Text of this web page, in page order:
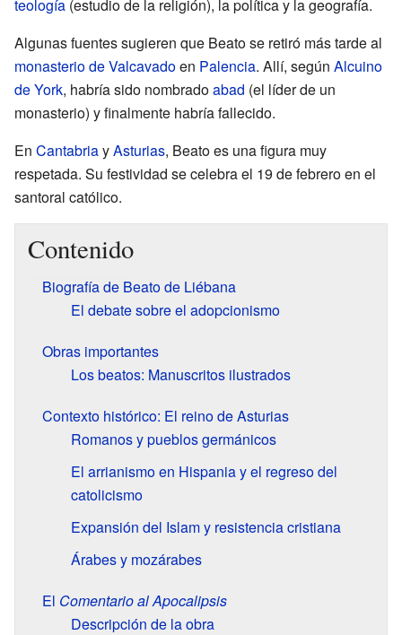
teología (estudio de la religión), la política y la geografía.
Algunas fuentes sugieren que Beato se retiró más tarde al
monasterio de Valcavadoen Palencia. Allí, según Alcuino
de York, habría sido nombradoabad (el líder de un
monasterio) y finalmente habría fallecido.
En CantabriayAsturias, Beato es una figura muy
respetada. Su festividad se celebra el 19 de febrero en el
santoral católico.
Contenido
Biografía de Beato de Liébana
El debate sobre el adopcionismo
Obras importantes
Los beatos: Manuscritos ilustrados
Contexto histórico: El reino de Asturias
Romanos y pueblos germánicos
El arrianismo en Hispania y el regreso del
catolicismo
Expansión del Islam y resistencia cristiana
Árabes y mozárabes
El Comentario al Apocalipsis
Descripción de la obra